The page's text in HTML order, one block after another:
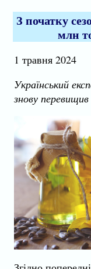
З початку
млн
1 травня 2024
Український
знову